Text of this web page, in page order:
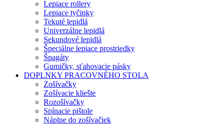
Lepiace rollery
Lepiace tyčinky
Tekuté lepidlá
Univerzálne lepidlá
Sekundové lepidlá
Špeciálne lepiace prostriedky
Špagáty
Gumičky, sťahovacie pásky
DOPLNKY PRACOVNÉHO STOLA
Zošívačky
Zošívacie kliešte
Rozošívačky
Spínacie pištole
Náplne do zošívačiek